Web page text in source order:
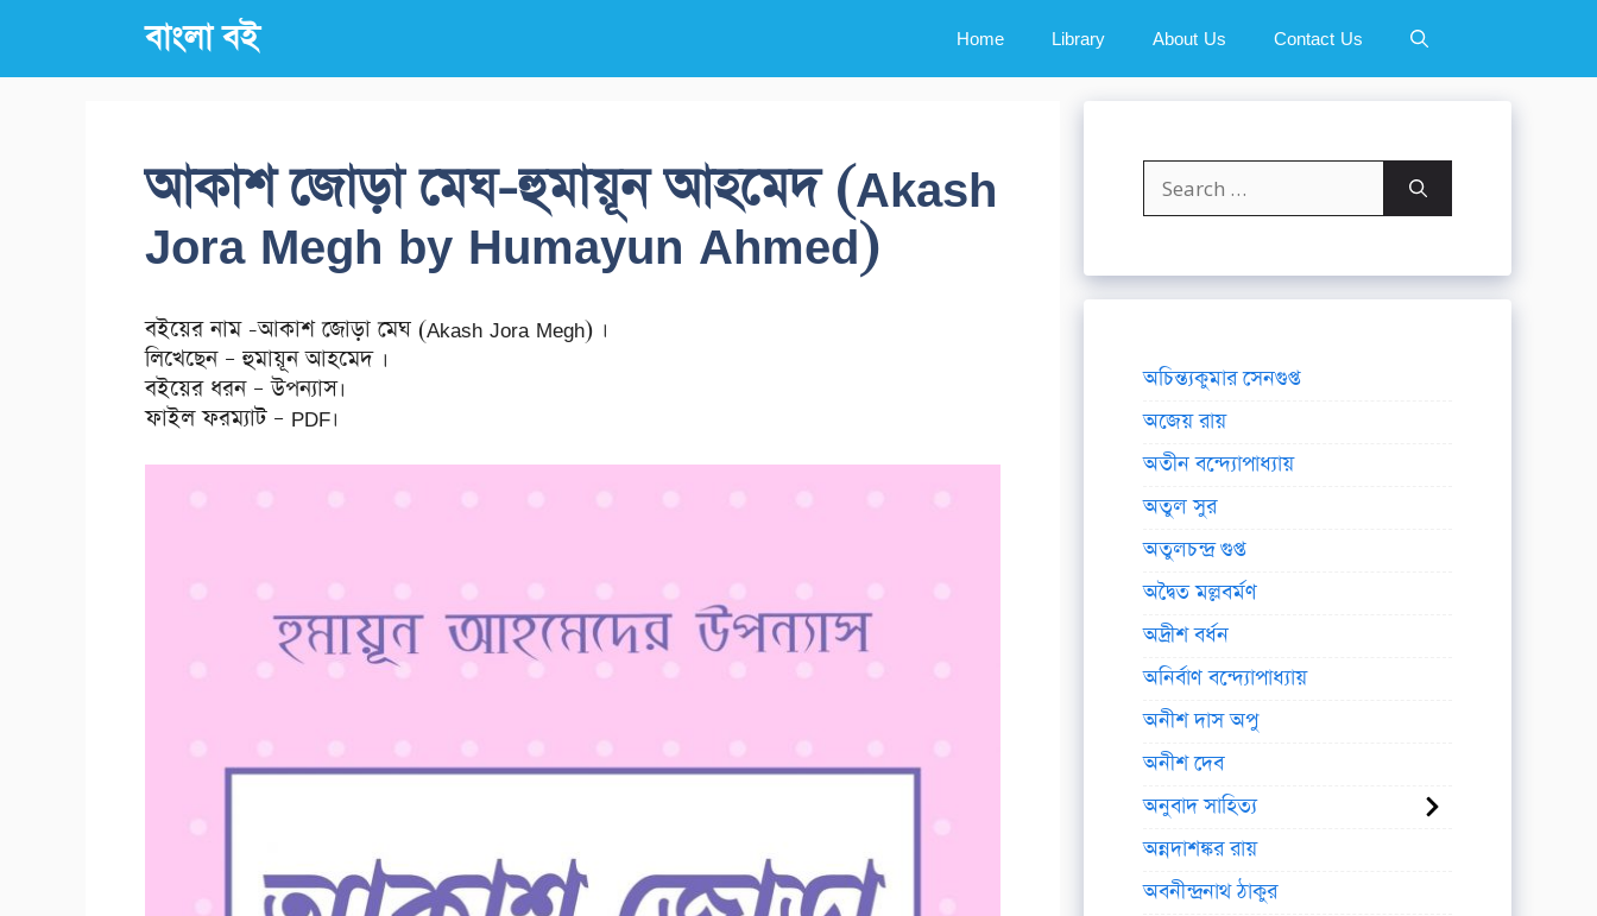
content
বাংলা বই Home Library About Us Contact Us
আকাশ জোড়া মেঘ-হুমায়ূন আহমেদ (Akash
Jora Megh by Humayun Ahmed)
বইয়ের নাম -আকাশ জোড়া মেঘ (Akash Jora Megh) ।
লিখেছেন – হুমায়ূন আহমেদ ।
বইয়ের ধরন – উপন্যাস।
ফাইল ফরম্যাট – PDF।
Search
for:
অচিন্ত্যকুমার সেনগুপ্ত
অজেয় রায়
অতীন বন্দ্যোপাধ্যায়
অতুল সুর
অতুলচন্দ্র গুপ্ত
অদ্বৈত মল্লবর্মণ
অদ্রীশ বর্ধন
অনির্বাণ বন্দ্যোপাধ্যায়
অনীশ দাস অপু
অনীশ দেব
অনুবাদ সাহিত্য
অন্নদাশঙ্কর রায়
অবনীন্দ্রনাথ ঠাকুর